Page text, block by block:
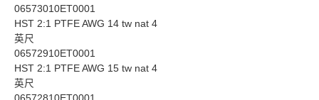
06573010ET0001
HST 2:1 PTFE AWG 14 tw nat 4
英尺
06572910ET0001
HST 2:1 PTFE AWG 15 tw nat 4
英尺